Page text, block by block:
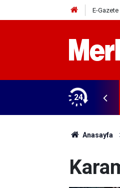
E-Gazete
24
Anasayfa